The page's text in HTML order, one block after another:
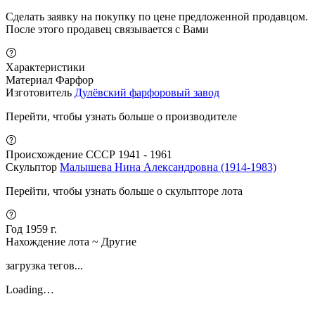
Сделать заявку на покупку по цене предложенной продавцом.
После этого продавец связывается с Вами
Характеристики
Материал Фарфор
Изготовитель Дулёвский фарфоровый завод
Перейти, чтобы узнать больше о производителе
Происхождение СССР 1941 - 1961
Скульптор Малышева Нина Александровна (1914-1983)
Перейти, чтобы узнать больше о скульпторе лота
Год 1959 г.
Нахождение лота ~ Другие
загрузка тегов...
Loading…